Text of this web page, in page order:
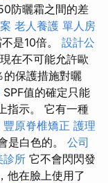
防曬霜之間的差
老人養護 單人房
是10倍。 設計公
在不可能允許歐
的保護措施對曬
SPF值的確定只能
指示。 它有一種
豐原脊椎矯正 護理
是白色的。 公司
診所 它不會閃閃發
他在臉上使用了